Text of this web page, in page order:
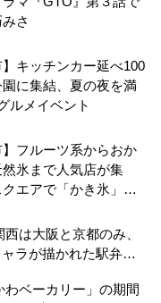
さ
】キッチンカー延べ100
に集結、夏の夜を満
ルメイベント
】フルーツ系からおか
氷まで人気店が集
エアで「かき氷」祭
は大阪と京都のみ、
ラが描かれた駅弁や
わベーカリー」の期間